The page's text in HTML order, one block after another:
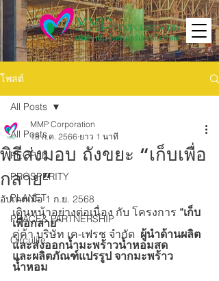
โพสต์
All Posts
PEOPLE
PROSPERITY
PLANET
PEACE& PARTNERSHIP
Circulife
All Posts
พิธีส่งมอบ ถังขยะ “เก็บเพื่อ
กลาย”
MMP Corporation
18 ก.ค. 2566 ยาว 1 นาที
อัปเดตเมื่อ1 ก.ย. 2568
เดินหน้าอย่างต่อเนื่อง กับ โครงการ “เก็บ
เพื่อกลาย”
คู่ค้า บริษัท เค-เฟรช จำกัด ผู้นำด้านผลิต
และส่งออกน้ำมะพร้าวน้ำหอมสด
และผลิตภัณฑ์แปรรูป จากมะพร้าว
น้ำหอม